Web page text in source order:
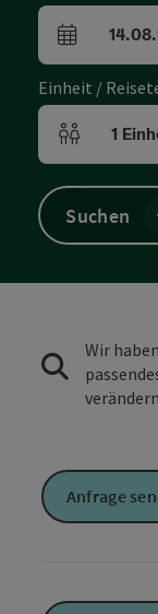
An- und
Einheit /
1
Suchen
Wir
Anfrage